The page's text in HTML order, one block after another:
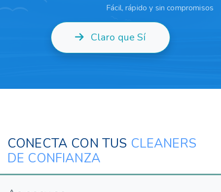
Fácil, rápido y sin compromisos
Claro que Sí
CONECTA CON TUS CLEANERS
DE CONFIANZA